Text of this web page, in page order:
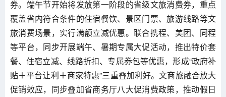
券。端午节开始将发放第一阶段的省级文旅消费券，重点
覆盖省内符合条件的住宿餐饮、景区门票、旅游线路等文
旅消费场景，实行满额立减优惠。联合携程、美团、同程
等平台，同步开展端午、暑期专属大促活动，推出特价套
餐、住宿立减、线路折扣、专属券包等优惠，形成“政府补
贴＋平台让利＋商家特惠”三重叠加利好。文商旅融合放大
促销效应，同步叠加省商务厅八大促消费政策，推动假日